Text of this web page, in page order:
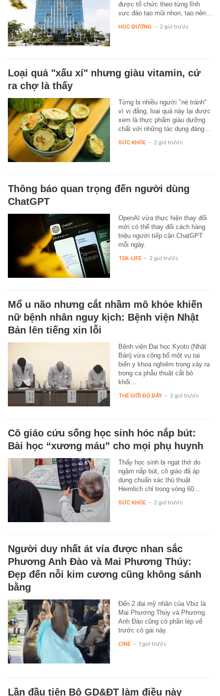
được tổ chức theo từng lĩnh
vực đào tạo mũi nhọn, tạo nên…
HỌC ĐƯỜNG - 2 giờ trước
Loại quả "xấu xí" nhưng giàu vitamin, cứ
ra chợ là thấy
Từng bị nhiều người "né tránh"
vì vị đắng, loại quả này lại được
xem là thực phẩm giàu dưỡng
chất với những tác dụng đáng…
SỨC KHỎE - 2 giờ trước
Thông báo quan trọng đến người dùng
ChatGPT
OpenAI vừa thực hiện thay đổi
mới có thể thay đổi cách hàng
triệu người tiếp cận ChatGPT
mỗi ngày.
TEK-LIFE - 2 giờ trước
Mổ u não nhưng cắt nhầm mô khỏe khiến
nữ bệnh nhân nguy kịch: Bệnh viện Nhật
Bản lên tiếng xin lỗi
Bệnh viện Đại học Kyoto (Nhật
Bản) vừa công bố một vụ tai
biến y khoa nghiêm trọng xảy ra
trong ca phẫu thuật cắt bỏ
khối…
THẾ GIỚI ĐÓ ĐÂY - 2 giờ trước
Cô giáo cứu sống học sinh hóc nắp bút:
Bài học “xương máu” cho mọi phụ huynh
Thấy học sinh bị ngạt thở do
ngậm nắp bút, cô giáo đã áp
dụng chuẩn xác thủ thuật
Heimlich chỉ trong vòng 60…
SỨC KHỎE - 2 giờ trước
Người duy nhất át vía được nhan sắc
Phương Anh Đào và Mai Phương Thúy:
Đẹp đến nỗi kim cương cũng không sánh
bằng
Đến 2 đại mỹ nhân của Vbiz là
Mai Phương Thúy và Phương
Anh Đào cũng có phần lép vế
trước cô gái này.
CINE - 1 giờ trước
Lần đầu tiên Bộ GD&ĐT làm điều này